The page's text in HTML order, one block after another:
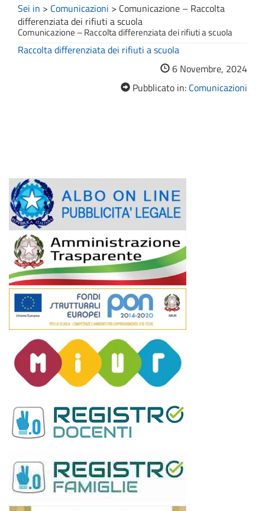
Sei in > Comunicazioni > Comunicazione – Raccolta
differenziata dei rifiuti a scuola
Comunicazione – Raccolta differenziata dei rifiuti a scuola
Raccolta differenziata dei rifiuti a scuola
6 Novembre, 2024
Pubblicato in: Comunicazioni